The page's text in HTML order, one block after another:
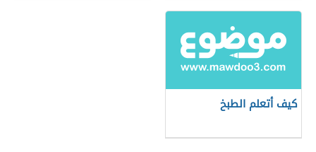
كيف أتعلم الطبخ